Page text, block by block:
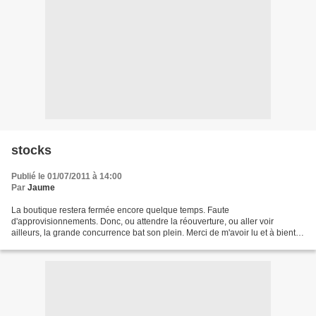
stocks
Publié le 01/07/2011 à 14:00
Par Jaume
La boutique restera fermée encore quelque temps. Faute
d'approvisionnements. Donc, ou attendre la réouverture, ou aller voir
ailleurs, la grande concurrence bat son plein. Merci de m'avoir lu et à bientôt